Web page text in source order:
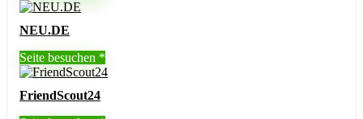
NEU.DE
Seite besuchen
FriendScout24